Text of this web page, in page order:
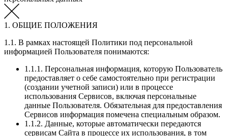
1. ОБЩИЕ ПОЛОЖЕНИЯ
1.1. В рамках настоящей Политики под персональной
информацией Пользователя понимаются:
1.1.1. Персональная информация, которую Пользователь
предоставляет о себе самостоятельно при регистрации
(создании учетной записи) или в процессе
использования Сервисов, включая персональные
данные Пользователя. Обязательная для предоставления
Сервисов информация помечена специальным образом.
1.1.2. Данные, которые автоматически передаются
сервисам Сайта в процессе их использования, в том